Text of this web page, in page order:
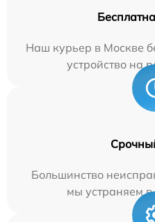
Наш курьер в Москве
устройство на
Большинство
мы устраняем в